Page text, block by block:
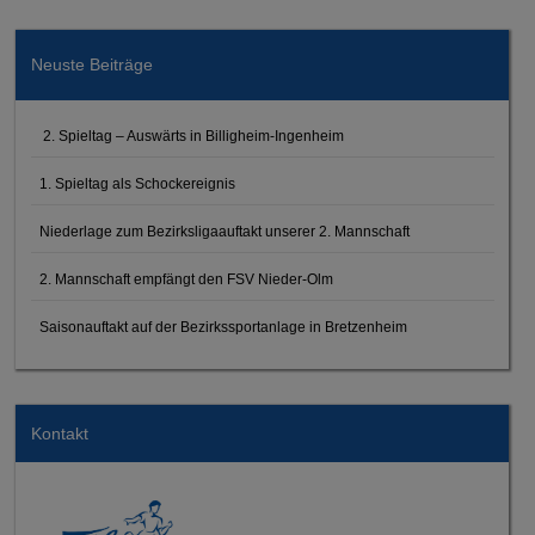
Neuste Beiträge
2. Spieltag – Auswärts in Billigheim-Ingenheim
1. Spieltag als Schockereignis
Niederlage zum Bezirksligaauftakt unserer 2. Mannschaft
2. Mannschaft empfängt den FSV Nieder-Olm
Saisonauftakt auf der Bezirkssportanlage in Bretzenheim
Kontakt